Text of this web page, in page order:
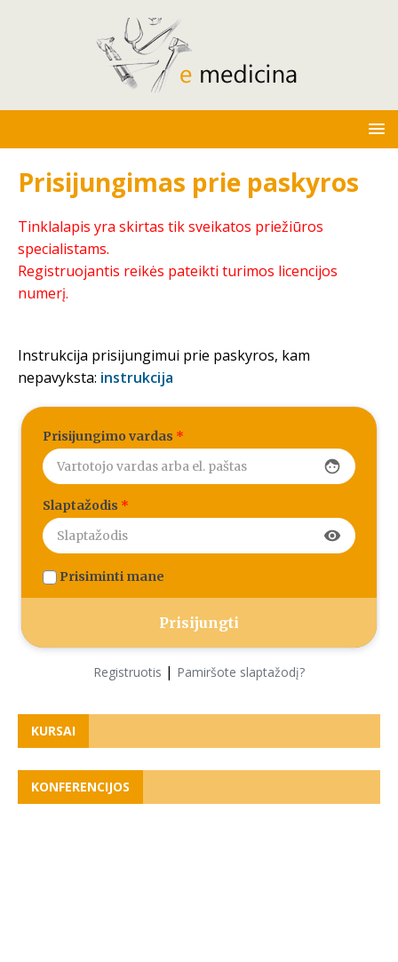
Prisijungimas prie paskyros
Tinklalapis yra skirtas tik sveikatos priežiūros
specialistams.
Registruojantis reikės pateikti turimos licencijos
numerį.
Instrukcija prisijungimui prie paskyros, kam
nepavyksta: instrukcija
Prisijungimo vardas *
face
Slaptažodis *
visibility
Prisiminti mane
Registruotis | Pamiršote slaptažodį?
KURSAI
KONFERENCIJOS